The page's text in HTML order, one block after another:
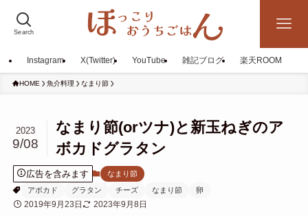
Search
Instagram X(Twitter) YouTube 雑記ブログ 楽天ROOM
HOME 魚介料理 なまり節
なまり節(orツナ)と新玉ねぎのア
ボカドグラタン
2023
9/08
広告を含みます
なまり節
アボカド
グラタン チーズ なまり節 卵
2019年9月23日 2023年9月8日